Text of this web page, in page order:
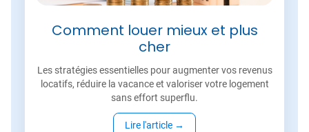
Comment louer mieux et plus
cher
Les stratégies essentielles pour augmenter vos revenus
locatifs, réduire la vacance et valoriser votre logement
sans effort superflu.
Lire l'article →